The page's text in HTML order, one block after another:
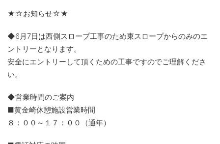
★☆お知らせ☆★
◆6月7日は西側スロープ工事のため東スロープからのみのエ
ントリーとなります。
安全にエントリーして頂くための工事ですのでご理解くださ
い。
◆営業時間のご案内
■黄金崎休憩施設営業時間
８：００～１７：００（通年）